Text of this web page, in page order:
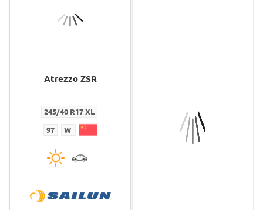
Atrezzo ZSR
245/40 R17 XL
97 W
295/35 R21 XL
W